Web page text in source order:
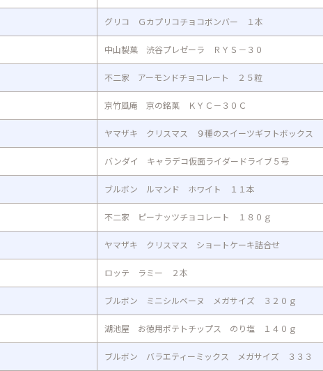
グリコ Ｇカプリコチョコボンバー １本
中山製菓 渋谷プレゼーラ ＲＹＳ－３０
不二家 アーモンドチョコレート ２５粒
京竹風庵 京の銘菓 ＫＹＣ－３０Ｃ
ヤマザキ クリスマス ９種のスイーツギフトボックス
バンダイ キャラデコ仮面ライダードライブ５号
ブルボン ルマンド ホワイト １１本
不二家 ピーナッツチョコレート １８０ｇ
ヤマザキ クリスマス ショートケーキ詰合せ
ロッテ ラミー ２本
ブルボン ミニシルベーヌ メガサイズ ３２０ｇ
湖池屋 お徳用ポテトチップス のり塩 １４０ｇ
ブルボン バラエティーミックス メガサイズ ３３３